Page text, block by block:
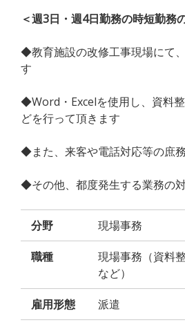
＜週3日・週4日勤務の時短勤務
◆教育施設の改修工事現場にて
す
◆Word・Excelを使用し、資料
どを行って頂きます
◆また、来客や電話対応等の庶
◆その他、都度発生する業務の
分野 現場事務
職種
現場事務（資料
など）
雇用形態 派遣